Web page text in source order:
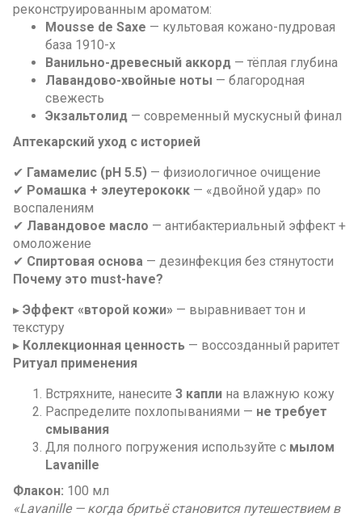
реконструированным ароматом:
Mousse de Saxe — культовая кожано-пудровая
база 1910-х
Ванильно-древесный аккорд — тёплая глубина
Лавандово-хвойные ноты — благородная
свежесть
Экзальтолид — современный мускусный финал
Аптекарский уход с историей
✔ Гамамелис (pH 5.5) — физиологичное очищение
✔ Ромашка + элеутерококк — «двойной удар» по
воспалениям
✔ Лавандовое масло — антибактериальный эффект +
омоложение
✔ Спиртовая основа — дезинфекция без стянутости
Почему это must-have?
▸ Эффект «второй кожи» — выравнивает тон и
текстуру
▸ Коллекционная ценность — воссозданный раритет
Ритуал применения
Встряхните, нанесите 3 капли на влажную кожу
Распределите похлопываниями — не требует
смывания
Для полного погружения используйте с мылом
Lavanille
Флакон: 100 мл
«Lavanille — когда бритьё становится путешествием в